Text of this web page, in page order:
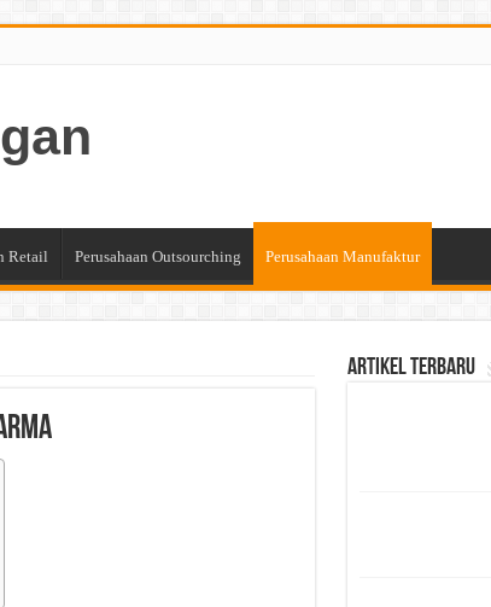
Retail Perusahaan Outsourching Perusahaan Manufaktur
Artikel Terbaru